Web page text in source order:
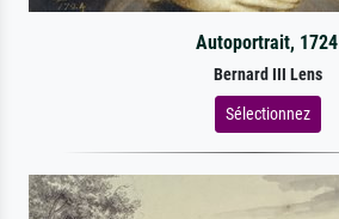
Autoportrait, 1724
Bernard III Lens
Sélectionnez